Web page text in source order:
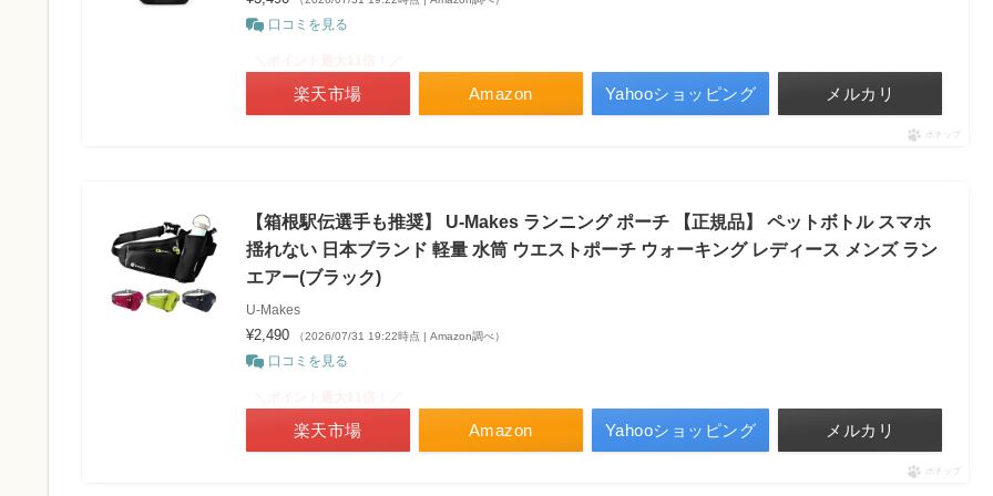
口コミを見る
Amazon
楽天市場 Yahooショッピング メルカリ
ポチップ
【箱根駅伝選手も推奨】 U-Makes ランニング ポーチ 【正規品】 ペットボトル スマホ
揺れない 日本ブランド 軽量 水筒 ウエストポーチ ウォーキング レディース メンズ ラン
エアー(ブラック)
U-Makes
¥2,490 （2026/07/31 19:22時点 | Amazon調べ）
口コミを見る
Amazon
楽天市場 Yahooショッピング メルカリ
ポチップ